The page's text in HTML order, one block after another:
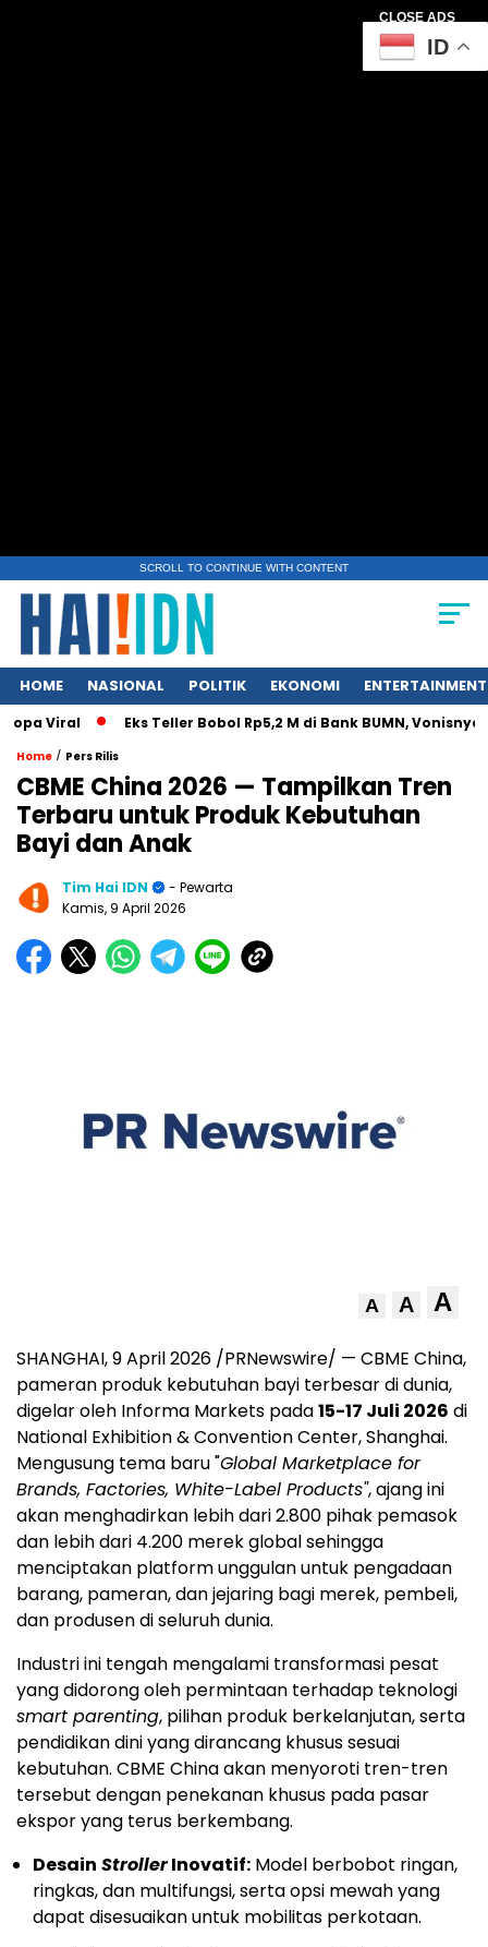
CLOSE ADS
SCROLL TO CONTINUE WITH CONTENT
HOME NASIONAL POLITIK EKONOMI ENTERTAINMENT
Viral Eks Teller Bobol Rp5,2 M di Bank BUMN, Vonisnya
Home / Pers Rilis
CBME China 2026 — Tampilkan Tren
Terbaru untuk Produk Kebutuhan
Bayi dan Anak
Tim Hai IDN
- Pewarta
Kamis, 9 April 2026
A A A
SHANGHAI,9 April 2026 /PRNewswire/ — CBME China,
pameran produk kebutuhan bayi terbesar di dunia,
digelar oleh Informa Markets pada15-17 Juli 2026 di
National Exhibition & Convention Center, Shanghai.
Mengusung tema baru "Global Marketplace for
Brands, Factories, White-Label Products", ajang ini
akan menghadirkan lebih dari 2.800 pihak pemasok
dan lebih dari 4.200 merek global sehingga
menciptakan platform unggulan untuk pengadaan
barang, pameran, dan jejaring bagi merek, pembeli,
dan produsen di seluruh dunia.
Industri ini tengah mengalami transformasi pesat
yang didorong oleh permintaan terhadap teknologi
smart parenting, pilihan produk berkelanjutan, serta
pendidikan dini yang dirancang khusus sesuai
kebutuhan. CBME China akan menyoroti tren-tren
tersebut dengan penekanan khusus pada pasar
ekspor yang terus berkembang.
Desain StrollerInovatif: Model berbobot ringan,
ringkas, dan multifungsi, serta opsi mewah yang
dapat disesuaikan untuk mobilitas perkotaan.
ID